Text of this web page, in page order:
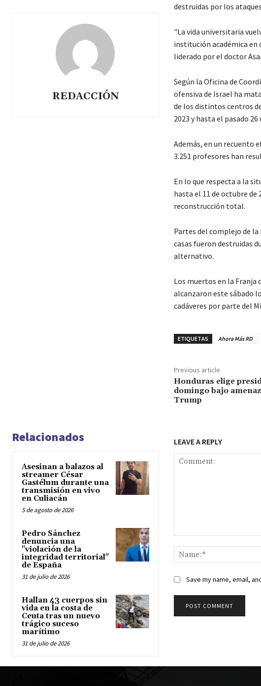
REDACCIÓN
destruidas por los
"La vida universitaria
institución académica en
liderado por el doctor
Según la Oficina de
ofensiva de Israel ha
de los distintos centros
2023 y hasta el pasado
Además, en un recuento
3.251 profesores han
En lo que respecta a la
hasta el 11 de octubre de
reconstrucción total.
Partes del complejo de
casas fueron destruidas
alternativo.
Los muertos en la Franja
alcanzaron este sábado
cadáveres por parte del
ETIQUETAS Ahora Más RD
Previous article
Honduras elige
domingo bajo
Trump
Relacionados
Asesinan a balazos al
streamer César
Gastélum durante una
transmisión en vivo
en Culiacán
5 de agosto de 2026
Pedro Sánchez
denuncia una
"violación de la
integridad territorial"
de España
31 de julio de 2026
Hallan 43 cuerpos sin
vida en la costa de
Ceuta tras un nuevo
trágico suceso
marítimo
31 de julio de 2026
LEAVE A REPLY
Save my name, email,